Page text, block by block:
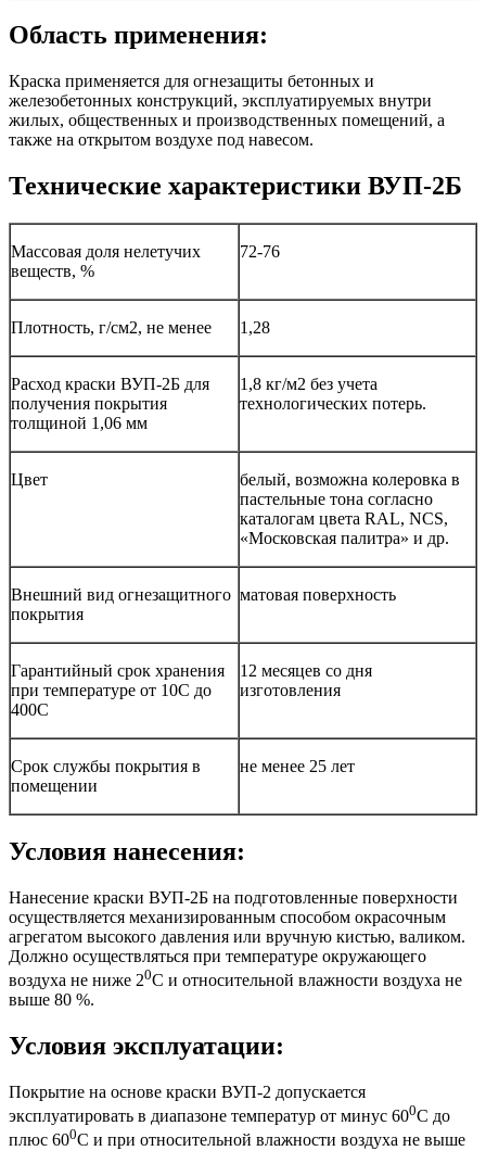
Область применения:
Краска применяется для огнезащиты бетонных и
железобетонных конструкций, эксплуатируемых внутри
жилых, общественных и производственных помещений, а
также на открытом воздухе под навесом.
Технические характеристики ВУП-2Б
Массовая доля нелетучих
веществ, %
72-76
Плотность, г/см2, не менее 1,28
Расход краски ВУП-2Б для
получения покрытия
толщиной 1,06 мм
1,8 кг/м2 без учета
технологических потерь.
Цвет
белый, возможна колеровка в
пастельные тона согласно
каталогам цвета RAL, NCS,
«Московская палитра» и др.
Внешний вид огнезащитного
покрытия
матовая поверхность
Гарантийный срок хранения
при температуре от 10С до
400С
12 месяцев со дня
изготовления
Срок службы покрытия в
помещении
не менее 25 лет
Условия нанесения:
Нанесение краски ВУП-2Б на подготовленные поверхности
осуществляется механизированным способом окрасочным
агрегатом высокого давления или вручную кистью, валиком.
Должно осуществляться при температуре окружающего
воздуха не ниже 20С и относительной влажности воздуха не
выше 80 %.
Условия эксплуатации:
Покрытие на основе краски ВУП-2 допускается
эксплуатировать в диапазоне температур от минус 600С до
плюс 600С и при относительной влажности воздуха не выше